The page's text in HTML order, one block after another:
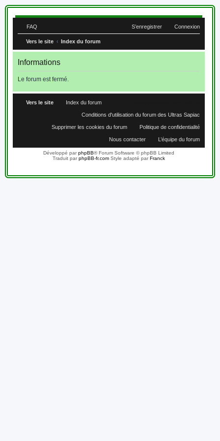
FAQ Connexion
S’enregistrer
Vers le site Index du forum
Informations
Le forum est fermé.
Vers le site Index du forum
Conditions d'utilisation du forum des Ultras Sapiac
Politique de confidentialité
Supprimer les cookies du forum
L’équipe du forum
Nous contacter
Développé parphpBB® Forum Software © phpBB Limited
Traduit parphpBB-fr.comStyle adapté parFranck